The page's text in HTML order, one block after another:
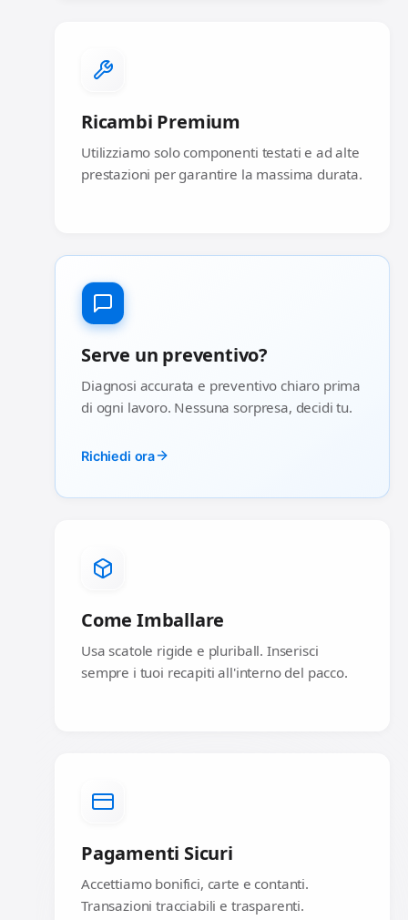
Ricambi Premium
Utilizziamo solo componenti testati e ad alte
prestazioni per garantire la massima durata.
Serve un preventivo?
Diagnosi accurata e preventivo chiaro prima
di ogni lavoro. Nessuna sorpresa, decidi tu.
Richiedi ora
Come Imballare
Usa scatole rigide e pluriball. Inserisci
sempre i tuoi recapiti all'interno del pacco.
Pagamenti Sicuri
Accettiamo bonifici, carte e contanti.
Transazioni tracciabili e trasparenti.